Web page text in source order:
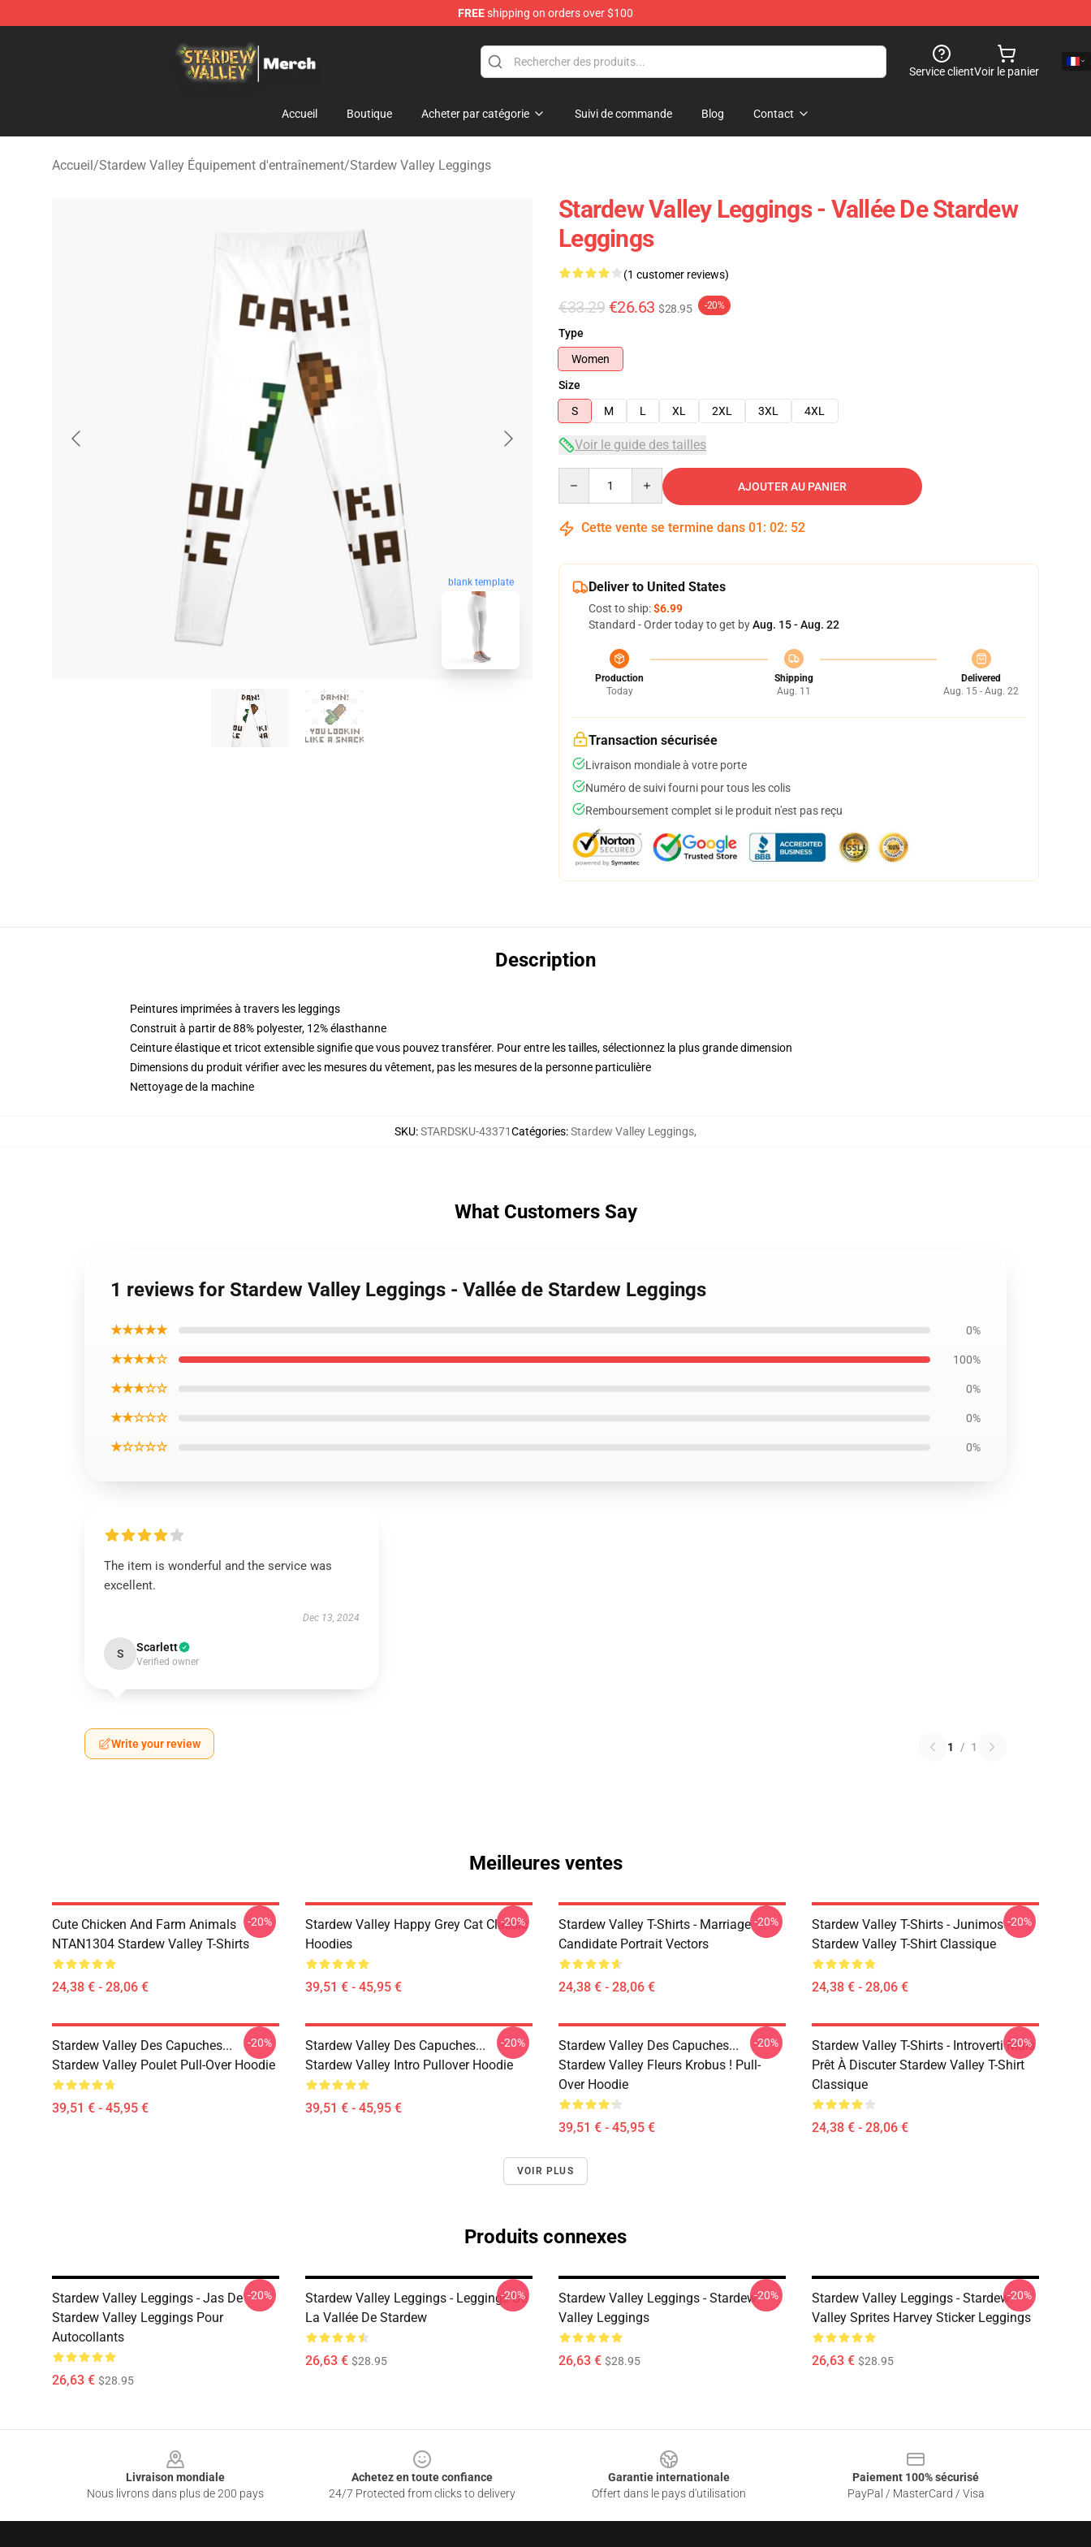
FREEshipping on orders over $100
Service clientVoir le panier
Accueil Boutique Acheter par catégorie Suivi de commande Blog Contact
Accueil/Stardew Valley Équipement d'entraînement/Stardew Valley Leggings
blank template
Stardew Valley Leggings - Vallée De Stardew
Leggings
(1 customer reviews)
€33.29 €26.63 $28.95 -20%
Type
Women
Size
S
M L XL 2XL 3XL 4XL
Voir le guide des tailles
AJOUTER AU PANIER
Cette vente se termine dans 01 : 02: 52
Deliver to United States
Cost to ship:$6.99
Standard - Order today to get byAug. 15 - Aug. 22
Production
Today
Shipping
Aug. 11
Delivered
Aug. 15 - Aug. 22
Transaction sécurisée
Livraison mondiale à votre porte
Numéro de suivi fourni pour tous les colis
Remboursement complet si le produit n'est pas reçu
Description
Peintures imprimées à travers les leggings
Construit à partir de 88% polyester, 12% élasthanne
Ceinture élastique et tricot extensible signifie que vous pouvez transférer. Pour entre les tailles, sélectionnez la plus grande dimension
Dimensions du produit vérifier avec les mesures du vêtement, pas les mesures de la personne particulière
Nettoyage de la machine
SKU:STARDSKU-43371Catégories:Stardew Valley Leggings,
What Customers Say
1 reviews for Stardew Valley Leggings - Vallée de Stardew Leggings
★★★★★ 0%
★★★★☆ 100%
★★★☆☆ 0%
★★☆☆☆ 0%
★☆☆☆☆ 0%
The item is wonderful and the service was
excellent.
Dec 13, 2024
S Scarlett
Verified owner
Write your review 1 / 1
Meilleures ventes
Cute Chicken And Farm Animals
NTAN1304 Stardew Valley T-Shirts
24,38 € - 28,06 €
-20%
Stardew Valley Happy Grey Cat Classic
Hoodies
39,51 € - 45,95 €
-20%
Stardew Valley T-Shirts - Marriage
Candidate Portrait Vectors
24,38 € - 28,06 €
-20%
Stardew Valley T-Shirts - Junimos -
Stardew Valley T-Shirt Classique
24,38 € - 28,06 €
-20%
Stardew Valley Des Capuches...
Stardew Valley Poulet Pull-Over Hoodie
39,51 € - 45,95 €
-20%
Stardew Valley Des Capuches...
Stardew Valley Intro Pullover Hoodie
39,51 € - 45,95 €
-20%
Stardew Valley Des Capuches...
Stardew Valley Fleurs Krobus ! Pull-
Over Hoodie
39,51 € - 45,95 €
-20%
Stardew Valley T-Shirts - Introverti Mais
Prêt À Discuter Stardew Valley T-Shirt
Classique
24,38 € - 28,06 €
-20%
VOIR PLUS
Produits connexes
Stardew Valley Leggings - Jas De
Stardew Valley Leggings Pour
Autocollants
26,63 € $28.95
-20%
Stardew Valley Leggings - Leggings De
La Vallée De Stardew
26,63 € $28.95
-20%
Stardew Valley Leggings - Stardew
Valley Leggings
26,63 € $28.95
-20%
Stardew Valley Leggings - Stardew
Valley Sprites Harvey Sticker Leggings
26,63 € $28.95
-20%
Livraison mondiale
Nous livrons dans plus de 200 pays
Achetez en toute confiance
24/7 Protected from clicks to delivery
Garantie internationale
Offert dans le pays d'utilisation
Paiement 100% sécurisé
PayPal / MasterCard / Visa